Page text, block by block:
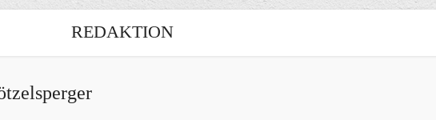
REDAKTION